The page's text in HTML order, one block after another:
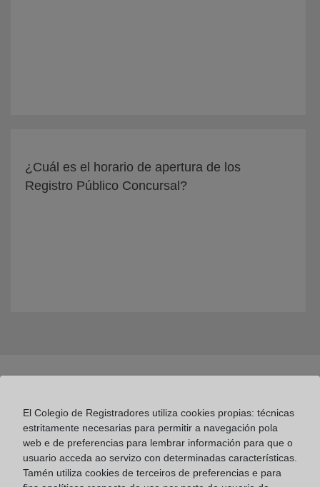
¿Cuál es el horario de apertura de los
Registro Público Concursal?
Colegio de Registradores
El Colegio de Registradores utiliza cookies propias: técnicas
estritamente necesarias para permitir a navegación pola
web e de preferencias para lembrar información para que o
usuario acceda ao servizo con determinadas características.
Tamén utiliza cookies de terceiros de preferencias e para